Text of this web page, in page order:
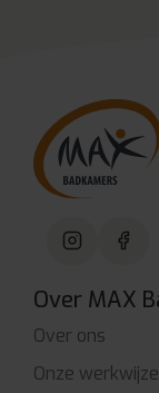
Over MAX
Over ons
Onze werkwijze